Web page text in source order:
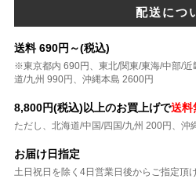
配送につ
送料 690円～(税込)
※東京都内 690円、東北/関東/東海/中部/
道/九州 990円、沖縄本島 2600円
8,800円(税込)以上のお買上げで送料
ただし、北海道/中国/四国/九州 200円、沖
お届け日指定
土日祝日を除く4日営業日後からご指定頂け